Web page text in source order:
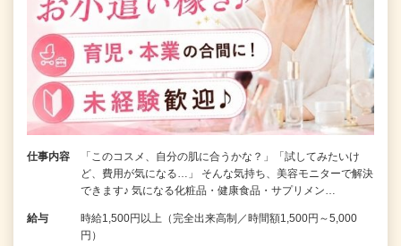
仕事内容
「このコスメ、自分の肌に合うかな？」「試してみたいけ
ど、費用が気になる…」 そんな気持ち、美容モニターで解決
できます♪ 気になる化粧品・健康食品・サプリメン…
給与
時給1,500円以上（完全出来高制／時間額1,500円～5,000
円）